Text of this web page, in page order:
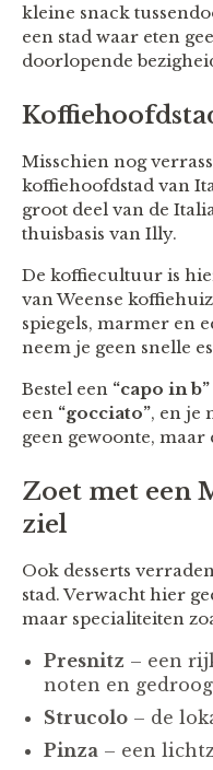
kleine snack
een stad waar eten
doorlopende
Misschien nog
koffiehoofdstad van
groot deel van de
thuisbasis van Illy.
De koffiecultuur is
van Weense
spiegels, marmer en
neem je geen snelle
Bestel een “capo in b”
een “gocciato”, en je
geen gewoonte, maar
Zoet met een
ziel
Ook desserts
stad. Verwacht hier
maar specialiteiten
Presnitz – een
noten en
Strucolo – de
Pinza – een